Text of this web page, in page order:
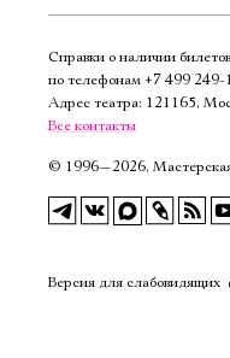
Справки о наличии
по телефонам +7 499
Адрес театра: 121165,
Все контакты
© 1996—2026,
Версия для слабовидящих